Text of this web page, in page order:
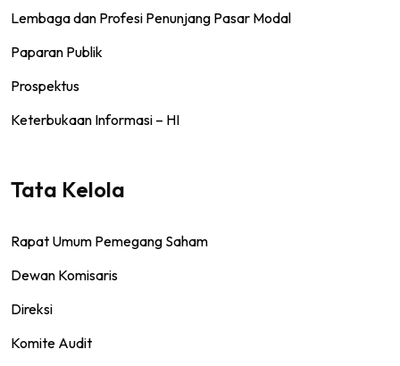
Lembaga dan Profesi Penunjang Pasar Modal
Paparan Publik
Prospektus
Keterbukaan Informasi – HI
Tata Kelola
Rapat Umum Pemegang Saham
Dewan Komisaris
Direksi
Komite Audit